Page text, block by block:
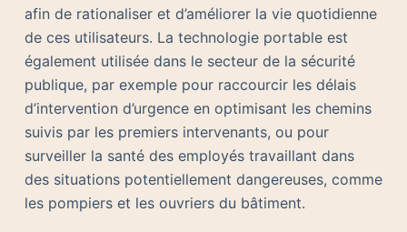
afin de rationaliser et d’améliorer la vie quotidienne
de ces utilisateurs. La technologie portable est
également utilisée dans le secteur de la sécurité
publique, par exemple pour raccourcir les délais
d’intervention d’urgence en optimisant les chemins
suivis par les premiers intervenants, ou pour
surveiller la santé des employés travaillant dans
des situations potentiellement dangereuses, comme
les pompiers et les ouvriers du bâtiment.